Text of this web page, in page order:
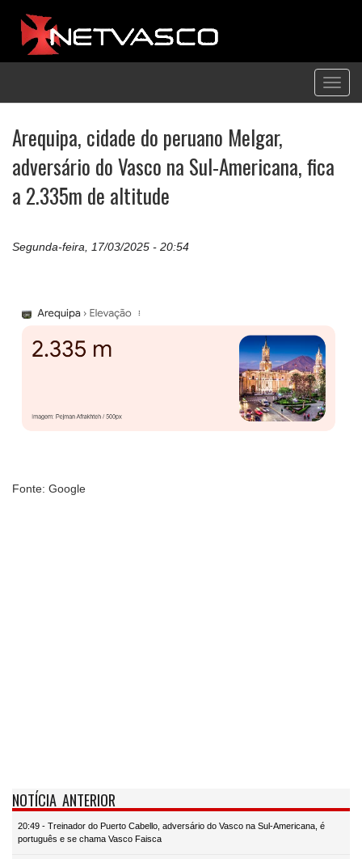
Arequipa, cidade do peruano Melgar,
adversário do Vasco na Sul-Americana, fica
a 2.335m de altitude
Segunda-feira, 17/03/2025 - 20:54
Fonte: Google
NOTÍCIA ANTERIOR
20:49 - Treinador do Puerto Cabello, adversário do Vasco na Sul-Americana, é
português e se chama Vasco Faisca